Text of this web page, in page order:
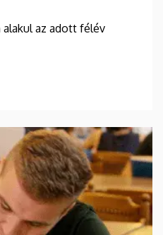
az adott félév